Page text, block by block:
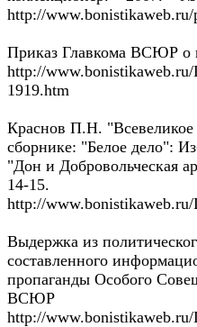
http://
Приказ Главкома ВСЮР о
http://
1919.htm
Краснов П.Н. "Всевеликое
сборнике: "Белое дело":
"Дон и Добровольческая
14-15.
http://
Выдержка из
составленного
пропаганды Особого
ВСЮР
http://